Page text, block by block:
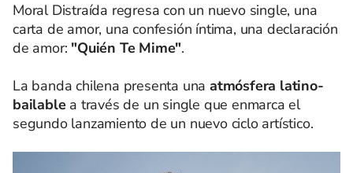
Moral Distraída regresa con un nuevo single, una
carta de amor, una confesión íntima, una declaración
de amor: "Quién Te Mime".
La banda chilena presenta una atmósfera latino-
bailable a través de un single que enmarca el
segundo lanzamiento de un nuevo ciclo artístico.